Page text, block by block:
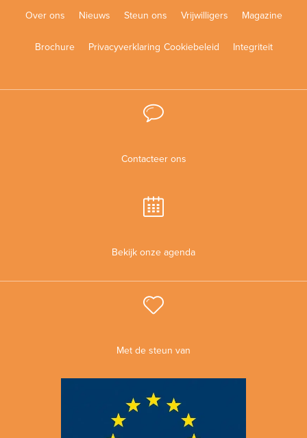
Over ons Nieuws Steun ons Vrijwilligers Magazine
Brochure Privacyverklaring Cookiebeleid Integriteit
Contacteer ons
Bekijk onze agenda
Met de steun van